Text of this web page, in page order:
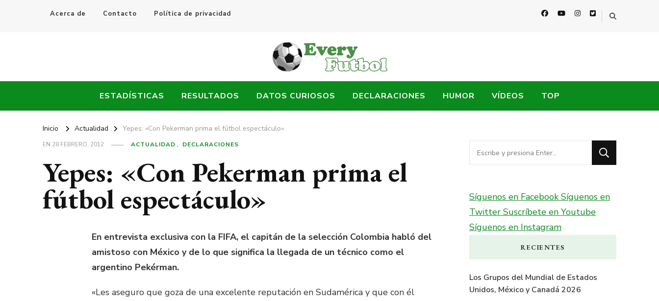
Acerca de Contacto Política de privacidad
Every Fútbol
ESTADÍSTICAS RESULTADOS DATOS CURIOSOS DECLARACIONES HUMOR VÍDEOS TOP
Inicio Actualidad Yepes: «Con Pekerman prima el fútbol espectáculo»
EN 28 FEBRERO, 2012 ACTUALIDAD DECLARACIONES
Yepes: «Con Pekerman prima el
fútbol espectáculo»
En entrevista exclusiva con la FIFA, el capitán de la selección Colombia habló del
amistoso con México y de lo que significa la llegada de un técnico como el
argentino Pekérman.
«Les aseguro que goza de una excelente reputación en Sudamérica y que con él
¿Buscas
algo?
Síguenos en FacebookSíguenos en
Twitter Suscríbete en Youtube
Síguenos en Instagram
RECIENTES
Los Grupos del Mundial de Estados
Unidos, México y Canadá 2026